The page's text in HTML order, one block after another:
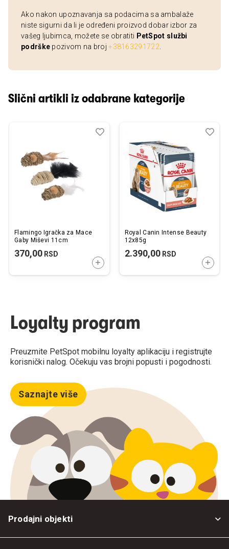
Ako nakon upoznavanja sa podacima sa ambalaže
niste sigurni da li je određeni proizvod dobar izbor za
vašeg ljubimca, možete se obratiti PetSpot službi
podrške pozivom na broj+38163291722
Slični artikli iz odabrane kategorije
Flamingo Igračka za Mace
Gaby Miševi 11cm
370,00 RSD
DODAJTE U KORPU
Dodaj
Uporedi
Royal Canin Intense Beauty
12x85g
2.390,00RSD
Loyalty program
Preuzmite PetSpot mobilnu loyalty aplikaciju i registrujte
korisnički nalog. Očekuju vas brojni popusti i pogodnosti.
Saznajte više
Prodajni objekti